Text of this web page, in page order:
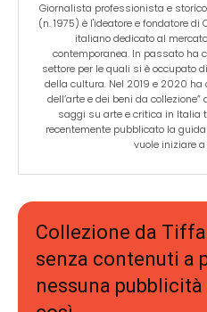
Giornalista professionista e
(n. 1975) è l'ideatore e fondatore
italiano dedicato al
contemporanea. In passato ha
settore per le quali si è occupato
della cultura. Nel 2019 e 2020 ha
dell’arte e dei beni da
saggi su arte e critica in Italia
recentemente pubblicato la
vuole iniziare
Collezione da
senza contenuti a
nessuna pubblicità